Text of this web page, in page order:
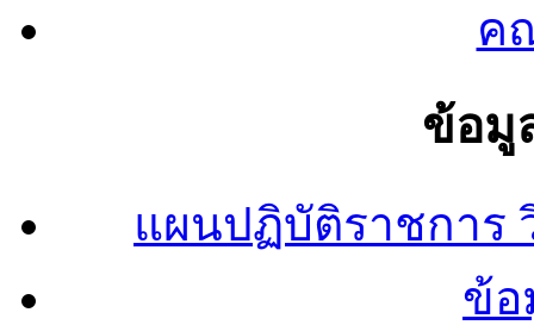
ค
ข้อมู
แผนปฏิบัติราชการ
ข้อ